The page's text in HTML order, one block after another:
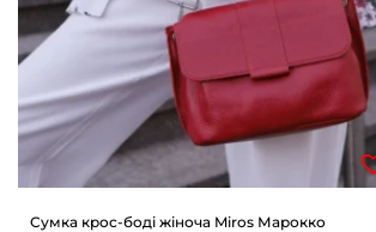
Сумка крос-боді жіноча Miros Марокко